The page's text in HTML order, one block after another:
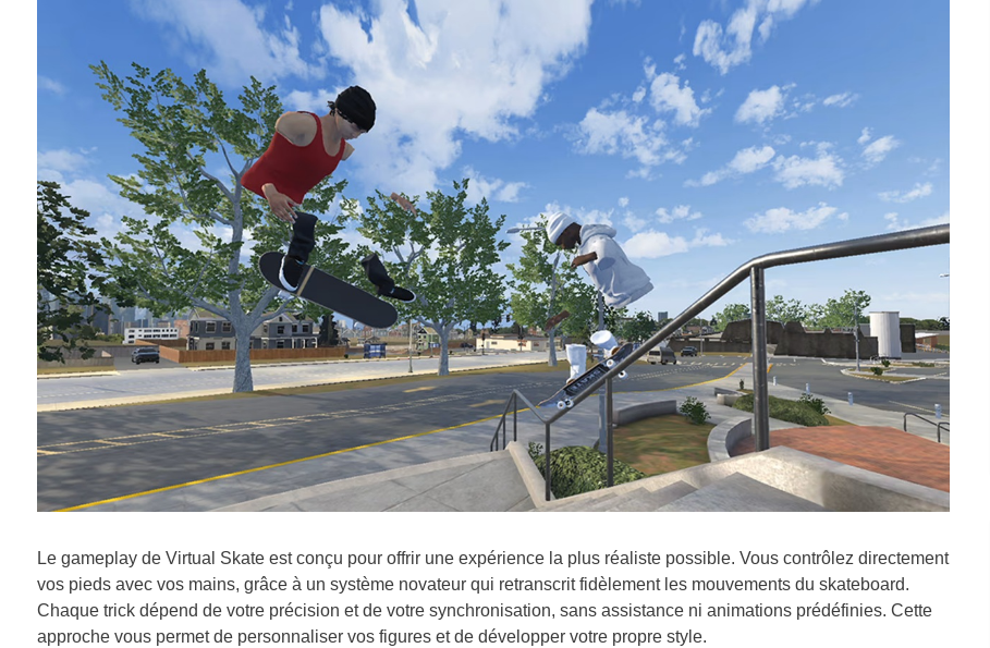
Le gameplay de Virtual Skate est conçu pour offrir une expérience la plus réaliste possible. Vous contrôlez directement
vos pieds avec vos mains, grâce à un système novateur qui retranscrit fidèlement les mouvements du skateboard.
Chaque trick dépend de votre précision et de votre synchronisation, sans assistance ni animations prédéfinies. Cette
approche vous permet de personnaliser vos figures et de développer votre propre style.